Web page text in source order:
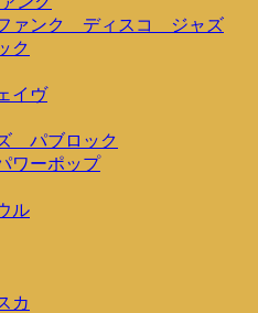
ァンク ディスコ ジャズ
ク
イヴ
パブロック
ワーポップ
ル
カ